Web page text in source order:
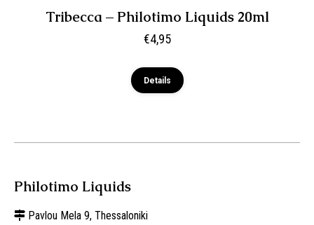
Tribecca – Philotimo Liquids 20ml
€4,95
Details
Philotimo Liquids
Pavlou Mela 9, Thessaloniki